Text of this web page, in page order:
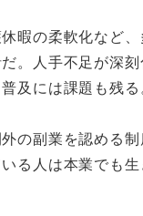
暇の柔軟化など
。人手不足が深刻
及には課題も残る
の副業を認める制
る人は本業でも